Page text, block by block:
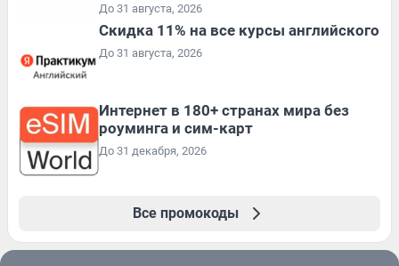
До 31 августа, 2026
Скидка 11% на все курсы английского
До 31 августа, 2026
Интернет в 180+ странах мира без
роуминга и сим-карт
До 31 декабря, 2026
Все промокоды